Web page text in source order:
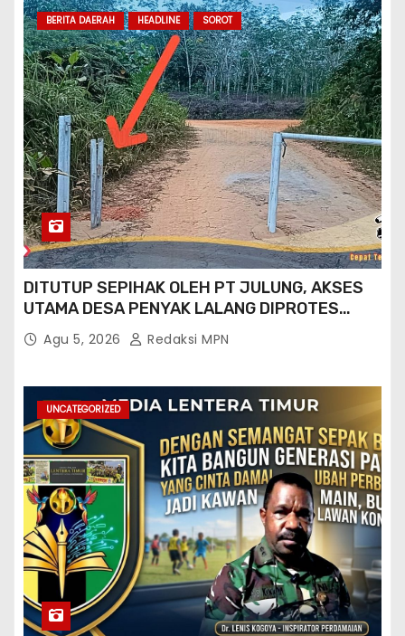
BERITA DAERAH HEADLINE SOROT
DITUTUP SEPIHAK OLEH PT JULUNG, AKSES
UTAMA DESA PENYAK LALANG DIPROTES
KADES DAN GPN 08
Agu 5, 2026 Redaksi MPN
UNCATEGORIZED